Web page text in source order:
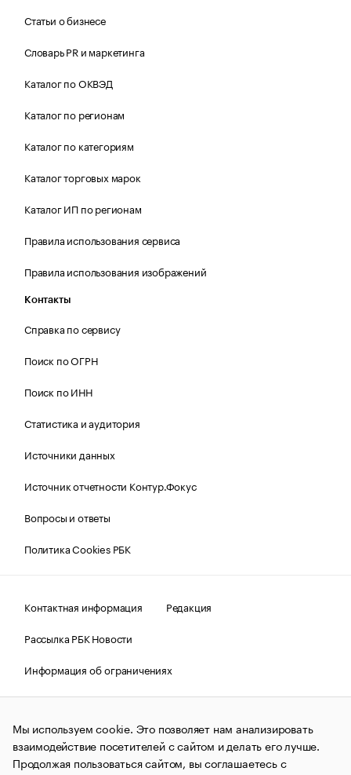
Статьи о бизнесе
Словарь PR и маркетинга
Каталог по ОКВЭД
Каталог по регионам
Каталог по категориям
Каталог торговых марок
Каталог ИП по регионам
Правила использования сервиса
Правила использования изображений
Контакты
Справка по сервису
Поиск по ОГРН
Поиск по ИНН
Статистика и аудитория
Источники данных
Источник отчетности Контур.Фокус
Вопросы и ответы
Политика Cookies РБК
Контактная информация
Редакция
Рассылка РБК Новости
Информация об ограничениях
Правовая информация
О соблюдении авторских прав
© АО «РОСБИЗНЕСКОНСАЛТИНГ»,1995–2026.Сообщения
и материалы информационного агентства «РБК»
(зарегистрировано Федеральной службой по надзору в сфере
связи, информационных технологий и массовых
Мы используем cookie. Это позволяет нам анализировать
взаимодействие посетителей с сайтом и делать его лучше.
Продолжая пользоваться сайтом, вы соглашаетесь с